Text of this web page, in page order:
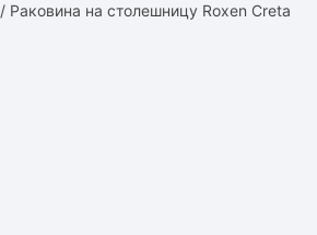
/ Раковина на столешницу Roxen Creta